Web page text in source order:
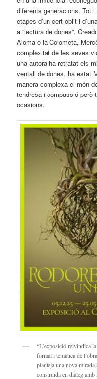
diferents generacions. Tot
etapes d’un cert oblit i
a “lectura de dones”.
Aloma o la Colometa,
complexitat de les seves
una autora ha retratat els
ventall de dones, ha estat
manera complexa el món
tendresa i compassió però
ocasions.
“L’exposició reivindica
formal i temàtica de
planteja una nova mirada
construïda en diàleg amb